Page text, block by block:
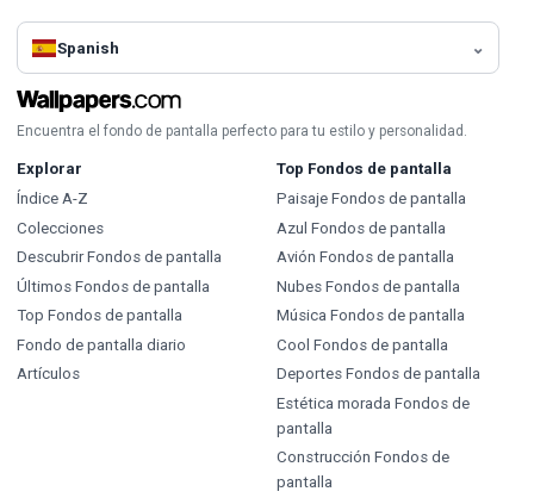
Spanish
Encuentra el fondo de pantalla perfecto para tu estilo y personalidad.
Explorar
Índice A-Z
Colecciones
Descubrir Fondos de pantalla
Últimos Fondos de pantalla
Top Fondos de pantalla
Fondo de pantalla diario
Artículos
Top Fondos de pantalla
Paisaje Fondos de pantalla
Azul Fondos de pantalla
Avión Fondos de pantalla
Nubes Fondos de pantalla
Música Fondos de pantalla
Cool Fondos de pantalla
Deportes Fondos de pantalla
Estética morada Fondos de
pantalla
Construcción Fondos de
pantalla